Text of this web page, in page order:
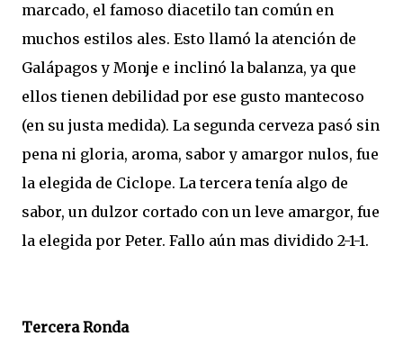
marcado, el famoso diacetilo tan común en
muchos estilos ales. Esto llamó la atención de
Galápagos y Monje e inclinó la balanza, ya que
ellos tienen debilidad por ese gusto mantecoso
(en su justa medida). La segunda cerveza pasó sin
pena ni gloria, aroma, sabor y amargor nulos, fue
la elegida de Ciclope. La tercera tenía algo de
sabor, un dulzor cortado con un leve amargor, fue
la elegida por Peter. Fallo aún mas dividido 2-1-1.
Tercera Ronda